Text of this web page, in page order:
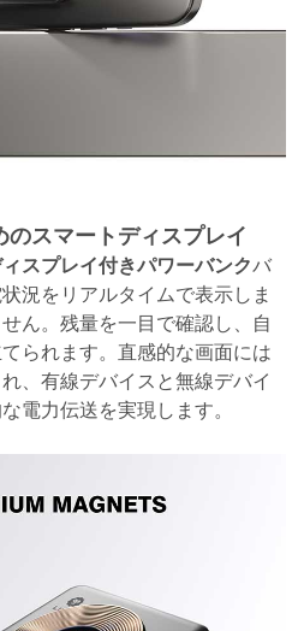
のスマートディスプレイ
スプレイ付きパワーバンクバ
況をリアルタイムで表示しま
ん。残量を一目で確認し、自
られます。直感的な画面には
、有線デバイスと無線デバイ
電力伝送を実現します。